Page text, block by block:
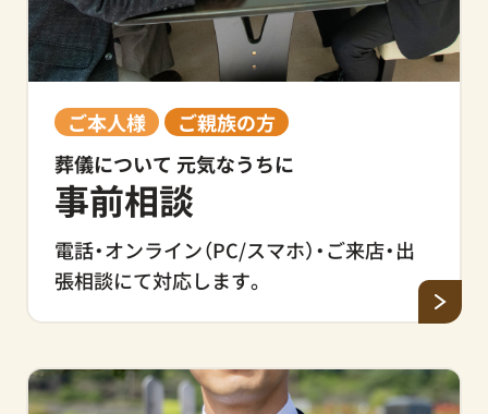
ご本人様
ご親族の方
葬儀について 元気なうちに
事前相談
電話・オンライン（PC/スマホ）・ご来店・出
張相談にて対応します。